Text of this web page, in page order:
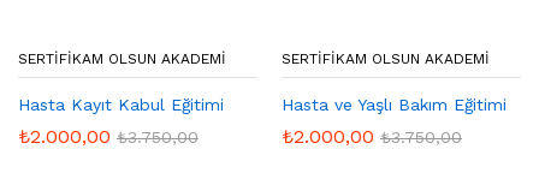
SERTIFIKAM OLSUN AKADEMI
Hasta Kayıt Kabul Eğitimi
₺2.000,00 ₺3.750,00
SERTIFIKAM OLSUN AKADEMI
Hasta ve Yaşlı Bakım Eğitimi
₺2.000,00 ₺3.750,00